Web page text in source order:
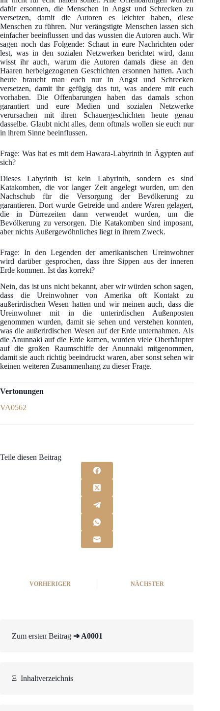
dafür ersonnen, die Menschen in Angst und Schrecken zu
versetzen, damit die Autoren es leichter haben, diese
Menschen zu führen. Nur verängstigte Menschen lassen sich
einfacher beeinflussen und das wussten die Autoren auch. Wir
sagen noch das Folgende: Schaut in eure Nachrichten oder
lest, was in den sozialen Netzwerken berichtet wird, dann
wisst ihr auch, warum die Autoren damals diese an den
Haaren herbeigezogenen Geschichten ersonnen hatten. Auch
heute braucht man euch nur in Angst und Schrecken
versetzen, damit ihr gefügig das tut, was andere mit euch
vorhaben. Die Offenbarungen haben das damals schon
garantiert und eure Medien und sozialen Netzwerke
verursachen mit ihren Schauergeschichten heute genau
dasselbe. Glaubt nicht alles, denn oftmals wollen sie euch nur
in ihrem Sinne beeinflussen.
Frage: Was hat es mit dem Hawara-Labyrinth in Ägypten auf
sich?
Dieses Labyrinth ist kein Labyrinth, sondern es sind
Katakomben, die vor langer Zeit angelegt wurden, um den
Nachschub für die Versorgung der Bevölkerung zu
garantieren. Dort wurde Getreide und andere Waren gelagert,
die in Dürrezeiten dann verwendet wurden, um die
Bevölkerung zu versorgen. Die Katakomben sind imposant,
aber nichts Außergewöhnliches liegt in ihrem Zweck.
Frage: In den Legenden der amerikanischen Ureinwohner
wird darüber gesprochen, dass ihre Sippen aus der inneren
Erde kommen. Ist das korrekt?
Nein, das ist uns nicht bekannt, aber wir würden schon sagen,
dass die Ureinwohner von Amerika oft Kontakt zu
außerirdischen Wesen hatten und wir meinen auch, dass die
Ureinwohner mit in die unterirdischen Außenposten
genommen wurden, damit sie sehen und verstehen konnten,
was die außerirdischen Wesen auf der Erde unternahmen. Als
die Anunnaki auf die Erde kamen, wurden viele Oberhäupter
auf die großen Raumschiffe der Anunnaki mitgenommen,
damit sie auch richtig beeindruckt waren, aber sonst sehen wir
keinen weiteren Zusammenhang zu dieser Frage.
Vertonungen
VA0562
Teile diesen Beitrag
VORHERIGER NÄCHSTER
Zum ersten Beitrag ➔ A0001
Ξ Inhaltverzeichnis